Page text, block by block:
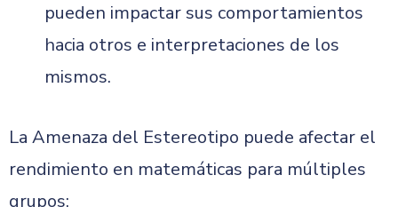
pueden impactar sus comportamientos
hacia otros e interpretaciones de los
mismos.
La Amenaza del Estereotipo puede afectar el
rendimiento en matemáticas para múltiples
grupos: